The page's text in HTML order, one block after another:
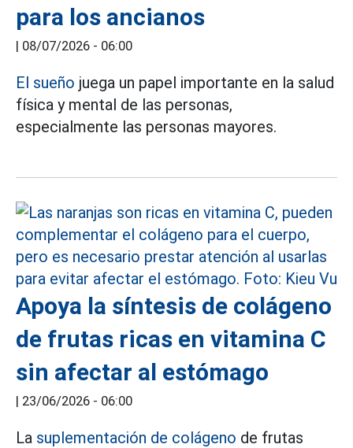
para los ancianos
| 08/07/2026 - 06:00
El sueño juega un papel importante en la salud
física y mental de las personas,
especialmente las personas mayores.
Apoya la síntesis de colágeno
de frutas ricas en vitamina C
sin afectar al estómago
| 23/06/2026 - 06:00
La suplementación de colágeno de frutas